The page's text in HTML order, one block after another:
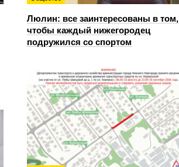
Люлин: все заинтересованы в том,
чтобы каждый нижегородец
подружился со спортом